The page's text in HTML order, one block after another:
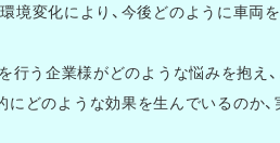
変化により、今後どのように車両
う企業様がどのような悩みを抱え
のような効果を生んでいるのか、